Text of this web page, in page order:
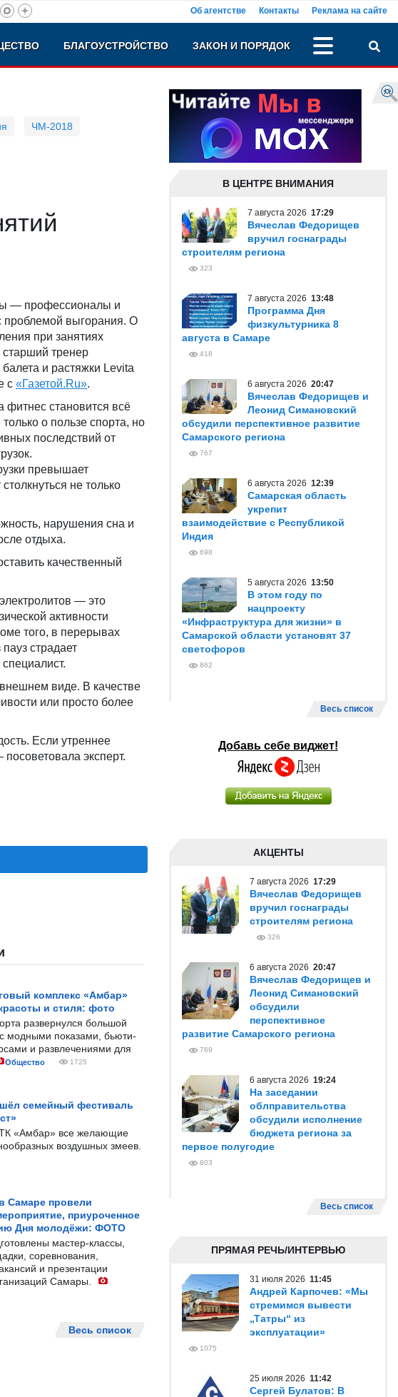
Об агентстве Контакты Реклама на сайте
БЛАГОУСТРОЙСТВО ЗАКОН И ПОРЯДОК
ЧМ-2018
— профессионалы и
проблемой выгорания. О
при занятиях
тренер
и растяжки Levita
с «Газетой.Ru».
фитнес становится всё
о пользе спорта, но
последствий от
превышает
не только
нарушения сна и
отдыха.
качественный
— это
активности
того, в перерывах
страдает
виде. В качестве
или просто более
Если утреннее
эксперт.
комплекс «Амбар»
и стиля: фото
развернулся большой
модными показами, бьюти-
и развлечениями для
Общество 1725
семейный фестиваль
«Амбар» все желающие
воздушных змеев.
Самаре провели
приуроченное
Дня молодёжи: ФОТО
мастер-классы,
соревнования,
и презентации
Самары.
Весь список
В ЦЕНТРЕ ВНИМАНИЯ
7 августа 2026 17:29
Вячеслав Федорищев
вручил госнаграды
строителям региона
323
7 августа 2026 13:48
Программа Дня
физкультурника 8
августа в Самаре
418
6 августа 2026 20:47
Вячеслав Федорищев и
Леонид Симановский
обсудили перспективное развитие
Самарского региона
767
6 августа 2026 12:39
Самарская область
укрепит
взаимодействие с Республикой
Индия
698
5 августа 2026 13:50
В этом году по
нацпроекту
«Инфраструктура для жизни» в
Самарской области установят 37
светофоров
862
Весь список
Добавь себе виджет!
АКЦЕНТЫ
7 августа 2026 17:29
Вячеслав Федорищев
вручил госнаграды
строителям региона
326
6 августа 2026 20:47
Вячеслав Федорищев и
Леонид Симановский
обсудили
перспективное
развитие Самарского региона
769
6 августа 2026 19:24
На заседании
облправительства
обсудили исполнение
бюджета региона за
первое полугодие
803
Весь список
ПРЯМАЯ РЕЧЬ/ИНТЕРВЬЮ
31 июля 2026 11:45
Андрей Карпочев: «Мы
стремимся вывести
„Татры“ из
эксплуатации»
1075
25 июля 2026 11:42
Сергей Булатов: В